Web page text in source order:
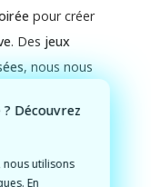
Découvrez
utilisons
En
pour créer
. Des jeux
, nous nous